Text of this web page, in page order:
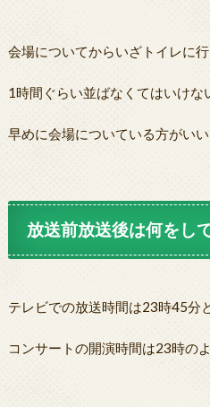
会場についてからいざトイレに
1時間ぐらい並ばなくてはいけな
早めに会場についている方がいい
放送前放送後は何をし
テレビでの放送時間は23時45分
コンサートの開演時間は23時のよ